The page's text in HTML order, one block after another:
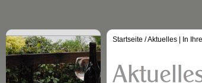
Startseite /Aktuelles | In